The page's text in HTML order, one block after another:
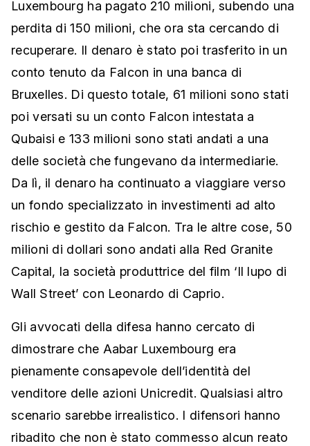
Luxembourg ha pagato 210 milioni, subendo una
perdita di 150 milioni, che ora sta cercando di
recuperare. Il denaro è stato poi trasferito in un
conto tenuto da Falcon in una banca di
Bruxelles. Di questo totale, 61 milioni sono stati
poi versati su un conto Falcon intestata a
Qubaisi e 133 milioni sono stati andati a una
delle società che fungevano da intermediarie.
Da lì, il denaro ha continuato a viaggiare verso
un fondo specializzato in investimenti ad alto
rischio e gestito da Falcon. Tra le altre cose, 50
milioni di dollari sono andati alla Red Granite
Capital, la società produttrice del film ‘Il lupo di
Wall Street’ con Leonardo di Caprio.
Gli avvocati della difesa hanno cercato di
dimostrare che Aabar Luxembourg era
pienamente consapevole dell’identità del
venditore delle azioni Unicredit. Qualsiasi altro
scenario sarebbe irrealistico. I difensori hanno
ribadito che non è stato commesso alcun reato